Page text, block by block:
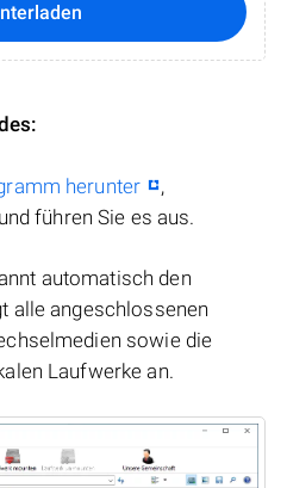
herunter
,
führen Sie es aus.
automatisch den
alle angeschlossenen
sowie die
Laufwerke an.